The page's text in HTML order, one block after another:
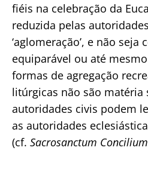
fiéis na celebração da
reduzida pelas
‘aglomeração’, e não
equiparável ou até
formas de agregação
litúrgicas não são matéria
autoridades civis podem
as autoridades
(cf. Sacrosanctum Concilium